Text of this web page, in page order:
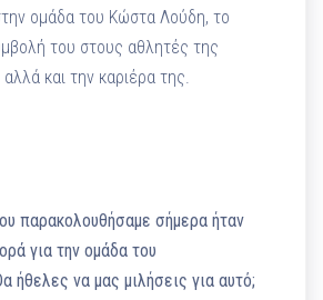
ομάδα του Κώστα Λούδη, το
του στους αθλητές της
και την καριέρα της.
παρακολουθήσαμε σήμερα ήταν
για την ομάδα του
ήθελες να μας μιλήσεις για αυτό;